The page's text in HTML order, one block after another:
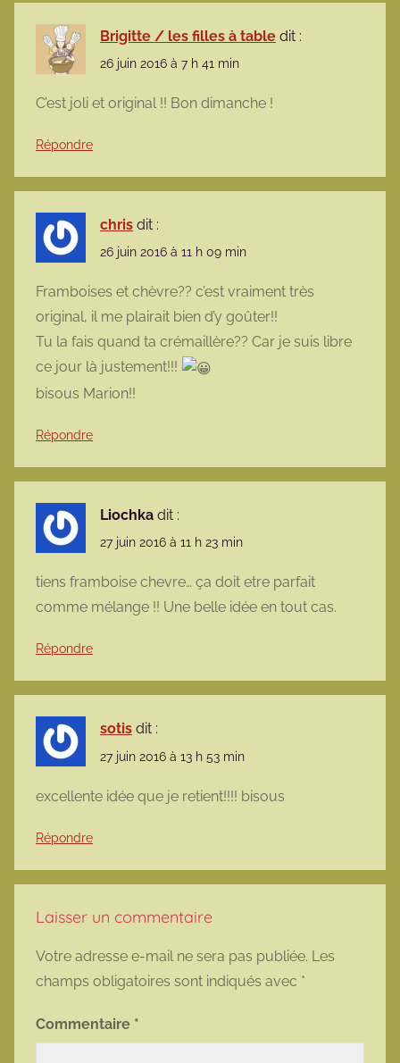
Brigitte / les filles à table dit :
26 juin 2016 à 7 h 41 min
C’est joli et original !! Bon dimanche !
Répondre
chris dit :
26 juin 2016 à 11 h 09 min
Framboises et chèvre?? c’est vraiment très
original, il me plairait bien d’y goûter!!
Tu la fais quand ta crémaillère?? Car je suis libre
ce jour là justement!!!
bisous Marion!!
Répondre
Liochka dit :
27 juin 2016 à 11 h 23 min
tiens framboise chevre… ça doit etre parfait
comme mélange !! Une belle idée en tout cas.
Répondre
sotis dit :
27 juin 2016 à 13 h 53 min
excellente idée que je retient!!!! bisous
Répondre
Laisser un commentaire
Votre adresse e-mail ne sera pas publiée. Les
champs obligatoires sont indiqués avec *
Commentaire *